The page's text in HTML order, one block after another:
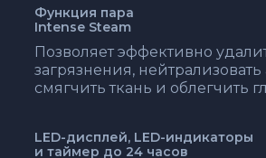
Функция пара
Intense Steam
Позволяет эффективно
загрязнения,
смягчить ткань и облегчить
LED-дисплей, LED-индикаторы
и таймер до 24 часов